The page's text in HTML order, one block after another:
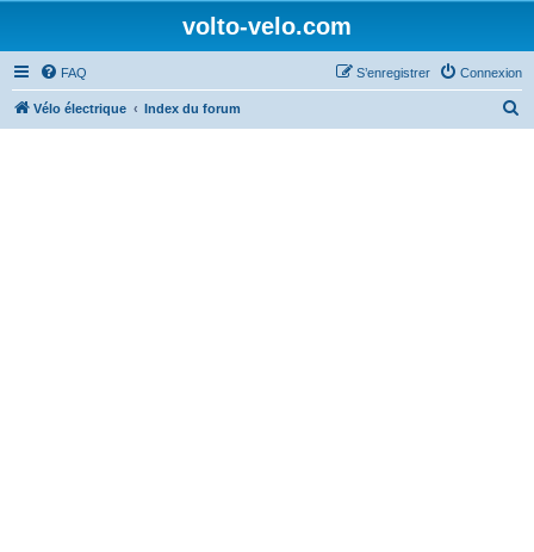
volto-velo.com
FAQ Connexion
S’enregistrer
Vélo électrique Index du forum